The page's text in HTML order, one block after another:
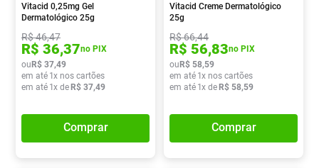
Vitacid 0,25mg Gel
Dermatológico 25g
R$46,47
R$ 36,37no PIX
ouR$ 37,49
em até 1x nos cartões
em até 1x deR$ 37,49
Comprar
Vitacid Creme Dermatológico
25g
R$66,44
R$ 56,83no PIX
ouR$ 58,59
em até 1x nos cartões
em até 1x deR$ 58,59
Comprar
9º Vitamina D
10º Lavitan